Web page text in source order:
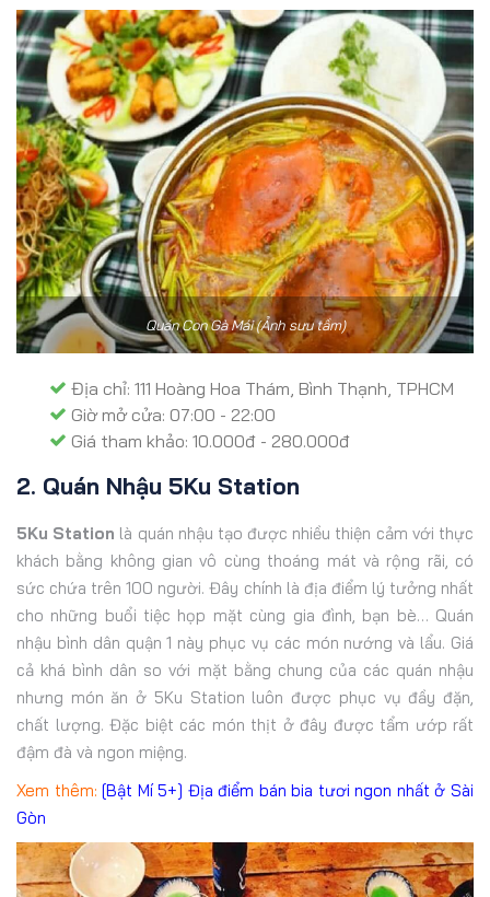
Quán Con Gà Mái (Ảnh sưu tầm)
Địa chỉ: 111 Hoàng Hoa Thám, Bình Thạnh, TPHCM
Giờ mở cửa: 07:00 - 22:00
Giá tham khảo: 10.000đ - 280.000đ
2. Quán Nhậu 5Ku Station
5Ku Station là quán nhậu tạo được nhiều thiện cảm với thực
khách bằng không gian vô cùng thoáng mát và rộng rãi, có
sức chứa trên 100 người. Đây chính là địa điểm lý tưởng nhất
cho những buổi tiệc họp mặt cùng gia đình, bạn bè… Quán
nhậu bình dân quận 1 này phục vụ các món nướng và lẩu. Giá
cả khá bình dân so với mặt bằng chung của các quán nhậu
nhưng món ăn ở 5Ku Station luôn được phục vụ đầy đặn,
chất lượng. Đặc biệt các món thịt ở đây được tẩm ướp rất
đậm đà và ngon miệng.
Xem thêm: [Bật Mí 5+] Địa điểm bán bia tươi ngon nhất ở Sài
Gòn